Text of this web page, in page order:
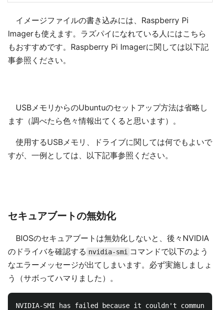
イメージファイルの書き込みには、Raspberry Pi
Imagerも使えます。ラズパイになれている人にはこちら
もおすすめです。Raspberry Pi Imagerに関しては以下記
事参照ください。
USBメモリからのUbuntuのセットアップ方法は省略し
ます（調べたら色々情報出てくると思います）。
使用するUSBメモリ、ドライブに関しては何でもよいで
すが、一例としては、以下記事参照ください。
セキュアブートの無効化
BIOSのセキュアブートは無効化しないと、後々NVIDIA
のドライバを確認する nvidia-smi コマンドで以下のよう
なエラーメッセージが出てしまいます。必ず実施しましょ
う（サボってハマりました）。